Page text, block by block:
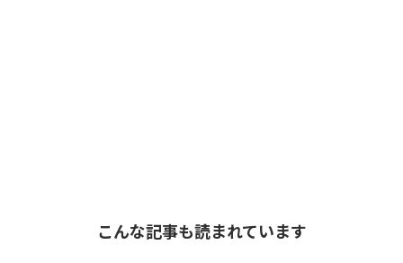
こんな記事も読まれています